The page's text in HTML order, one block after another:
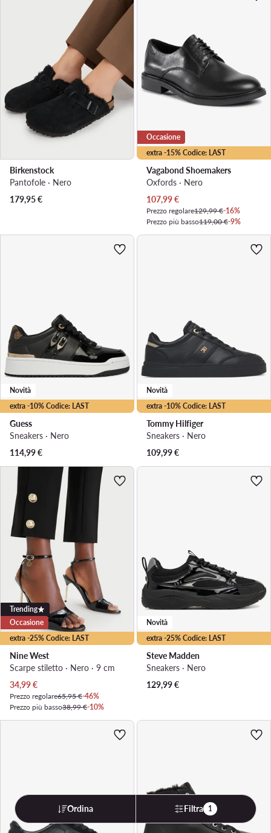
Birkenstock
Pantofole · Nero
179,95€
extra -15% Codice: LAST
Occasione
Vagabond Shoemakers
Oxfords · Nero
Prezzo attuale
107,99€
Prezzo regolare129,99 €-16%
Prezzo più basso119,00 €-9%
extra -10% Codice: LAST
Novità
Guess
Sneakers · Nero
114,99€
extra -10% Codice: LAST
Novità
Tommy Hilfiger
Sneakers · Nero
109,99€
extra -25% Codice: LAST
Trending
Occasione
Nine West
Scarpe stiletto · Nero · 9 cm
Prezzo attuale
34,99€
Prezzo regolare65,95 €-46%
Prezzo più basso38,99 €-10%
extra -25% Codice: LAST
Novità
Steve Madden
Sneakers · Nero
129,99€
Ordina Filtra 1